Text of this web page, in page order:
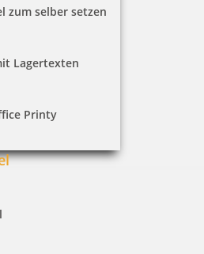
zum selber setzen
Lagertexten
Printy
Plus Minus Rechenroller Set
€